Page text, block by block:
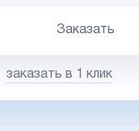
Заказать
заказать в 1 клик